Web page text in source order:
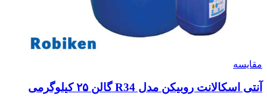
مقایسه
آنتی اسکالانت روبیکن مدل R34 گالن ۲۵ کیلوگرمی